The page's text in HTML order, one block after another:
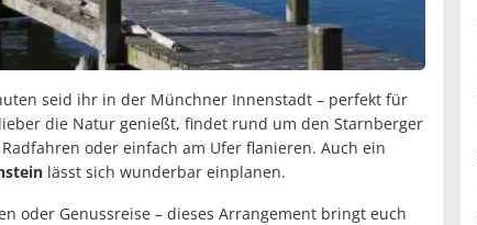
seid ihr in der Münchner Innenstadt – perfekt für
die Natur genießt, findet rund um den Starnberger
oder einfach am Ufer flanieren. Auch ein
lässt sich wunderbar einplanen.
oder Genussreise – dieses Arrangement bringt euch